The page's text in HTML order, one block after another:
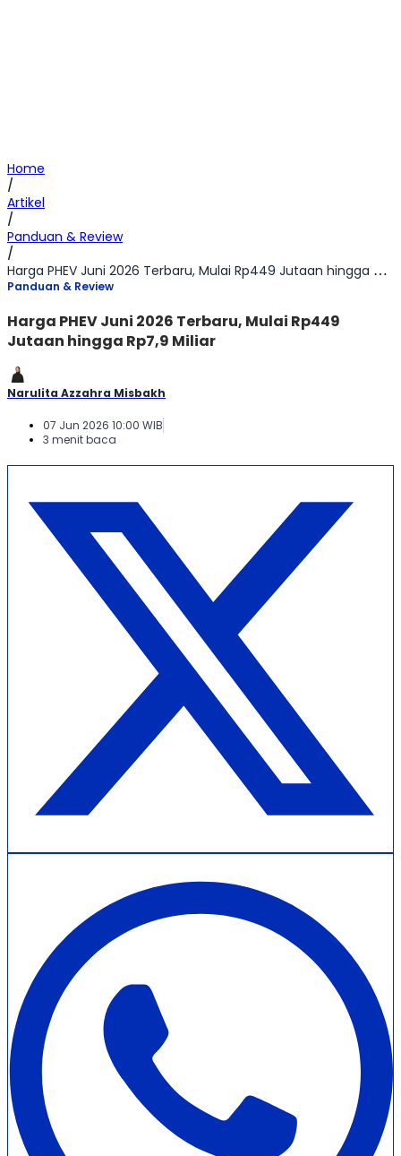
Home
/
Artikel
/
Panduan & Review
/
Harga PHEV Juni 2026 Terbaru, Mulai Rp449 Jutaan hingga Rp7,9 Miliar
Panduan & Review
Harga PHEV Juni 2026 Terbaru, Mulai Rp449
Jutaan hingga Rp7,9 Miliar
Narulita Azzahra Misbakh
07 Jun 2026 10:00 WIB
3 menit baca